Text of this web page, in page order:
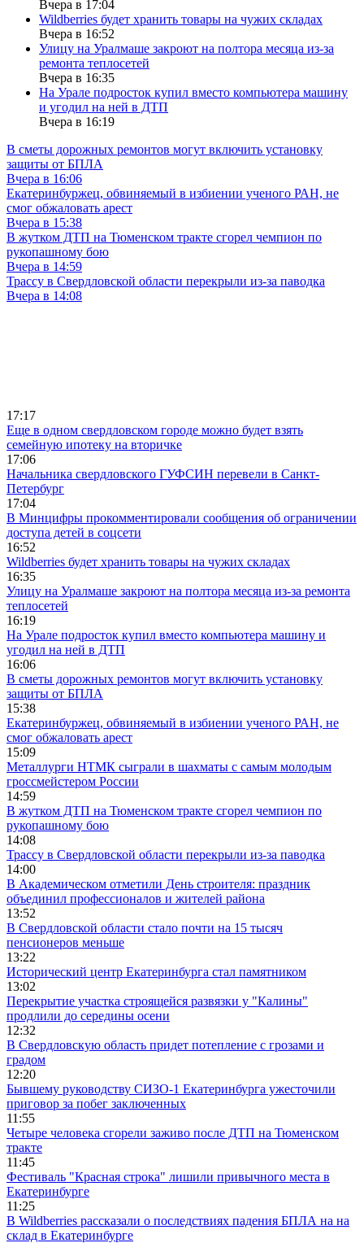
Вчера в 17:04
Wildberries будет хранить товары на чужих складах
Вчера в 16:52
Улицу на Уралмаше закроют на полтора месяца из-за
ремонта теплосетей
Вчера в 16:35
На Урале подросток купил вместо компьютера машину
и угодил на ней в ДТП
Вчера в 16:19
В сметы дорожных ремонтов могут включить установку
защиты от БПЛА
Вчера в 16:06
Екатеринбуржец, обвиняемый в избиении ученого РАН, не
смог обжаловать арест
Вчера в 15:38
В жутком ДТП на Тюменском тракте сгорел чемпион по
рукопашному бою
Вчера в 14:59
Трассу в Свердловской области перекрыли из-за паводка
Вчера в 14:08
17:17
Еще в одном свердловском городе можно будет взять
семейную ипотеку на вторичке
17:06
Начальника свердловского ГУФСИН перевели в Санкт-
Петербург
17:04
В Минцифры прокомментировали сообщения об ограничении
доступа детей в соцсети
16:52
Wildberries будет хранить товары на чужих складах
16:35
Улицу на Уралмаше закроют на полтора месяца из-за ремонта
теплосетей
16:19
На Урале подросток купил вместо компьютера машину и
угодил на ней в ДТП
16:06
В сметы дорожных ремонтов могут включить установку
защиты от БПЛА
15:38
Екатеринбуржец, обвиняемый в избиении ученого РАН, не
смог обжаловать арест
15:09
Металлурги НТМК сыграли в шахматы с самым молодым
гроссмейстером России
14:59
В жутком ДТП на Тюменском тракте сгорел чемпион по
рукопашному бою
14:08
Трассу в Свердловской области перекрыли из-за паводка
14:00
В Академическом отметили День строителя: праздник
объединил профессионалов и жителей района
13:52
В Свердловской области стало почти на 15 тысяч
пенсионеров меньше
13:22
Исторический центр Екатеринбурга стал памятником
13:02
Перекрытие участка строящейся развязки у "Калины"
продлили до середины осени
12:32
В Свердловскую область придет потепление с грозами и
градом
12:20
Бывшему руководству СИЗО-1 Екатеринбурга ужесточили
приговор за побег заключенных
11:55
Четыре человека сгорели заживо после ДТП на Тюменском
тракте
11:45
Фестиваль "Красная строка" лишили привычного места в
Екатеринбурге
11:25
В Wildberries рассказали о последствиях падения БПЛА на на
склад в Екатеринбурге